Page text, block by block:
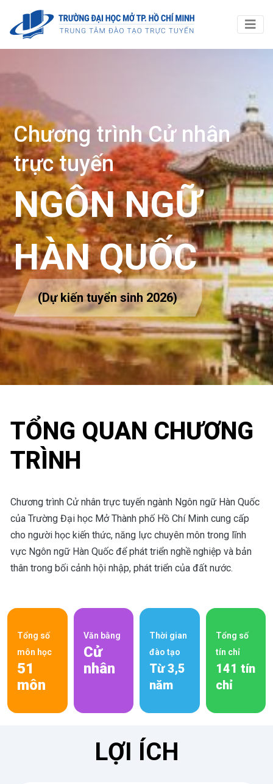
Chương trìnhCử nhân
trực tuyến
NGÔN NGỮ
HÀN QUỐC
(Dự kiến tuyển sinh 2026)
TỔNG QUAN CHƯƠNG
TRÌNH
Chương trình Cử nhân trực tuyến ngành Ngôn ngữ Hàn Quốc
của Trường Đại học Mở Thành phố Hồ Chí Minh cung cấp
cho người học kiến thức, năng lực chuyên môn trong lĩnh
vực Ngôn ngữ Hàn Quốc để phát triển nghề nghiệp và bản
thân trong bối cảnh hội nhập, phát triển của đất nước.
Tổng số
môn học
51
môn
Văn bằng
Cử
nhân
Thời gian
đào tạo
Từ 3,5
năm
Tổng số
tín chỉ
141 tín
chỉ
LỢI ÍCH